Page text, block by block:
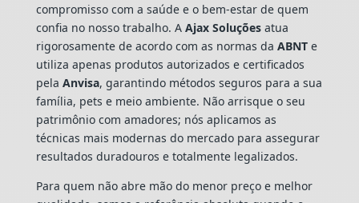
compromisso com a saúde e o bem-estar de quem
confia no nosso trabalho. A Ajax Soluçõesatua
rigorosamente de acordo com as normas da ABNTe
utiliza apenas produtos autorizados e certificados
pela Anvisa, garantindo métodos seguros para a sua
família, pets e meio ambiente. Não arrisque o seu
patrimônio com amadores; nós aplicamos as
técnicas mais modernas do mercado para assegurar
resultados duradouros e totalmente legalizados.
Para quem não abre mão do menor preço e melhor